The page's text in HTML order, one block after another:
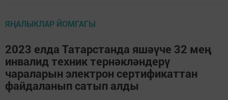
ЯҢАЛЫКЛАР ЙОМГАГЫ
2023 елда Татарстанда яшәүче 32 мең
инвалид техник тернәкләндерү
чараларын электрон сертификаттан
файдаланып сатып алды